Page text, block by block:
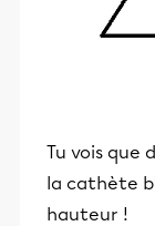
Tu vois que
la cathète
hauteur !